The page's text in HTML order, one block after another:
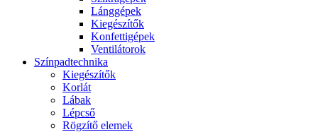
Lánggépek
Kiegészítők
Konfettigépek
Ventilátorok
Színpadtechnika
Kiegészítők
Korlát
Lábak
Lépcső
Rögzítő elemek